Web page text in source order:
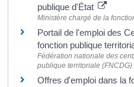
publique d'État
Ministère chargé de la
Portail de l'emploi des
fonction publique
Fédération nationale des
publique territoriale (FNCDG)
Offres d'emploi dans la